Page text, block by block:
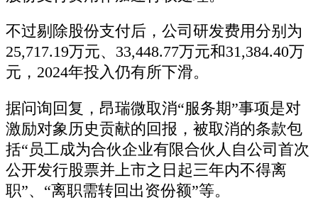
不过剔除股份支付后，公司研发费用分别为
25,717.19万元、33,448.77万元和31,384.40万
元，2024年投入仍有所下滑。
据问询回复，昂瑞微取消“服务期”事项是对
激励对象历史贡献的回报，被取消的条款包
括“员工成为合伙企业有限合伙人自公司首次
公开发行股票并上市之日起三年内不得离
职”、“离职需转回出资份额”等。